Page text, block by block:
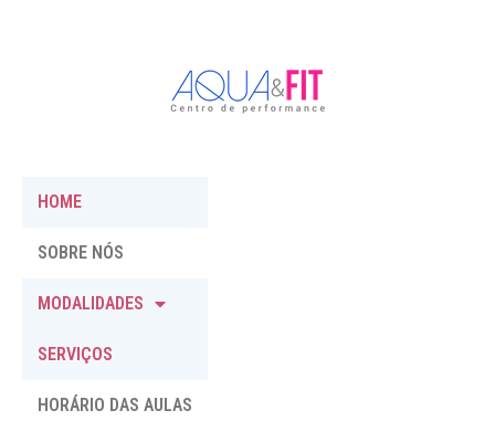
HOME
SOBRE NÓS
MODALIDADES
SERVIÇOS
HORÁRIO DAS AULAS